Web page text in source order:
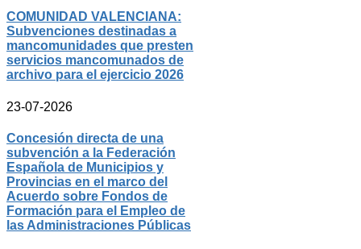
COMUNIDAD VALENCIANA:
Subvenciones destinadas a
mancomunidades que presten
servicios mancomunados de
archivo para el ejercicio 2026
23-07-2026
Concesión directa de una
subvención a la Federación
Española de Municipios y
Provincias en el marco del
Acuerdo sobre Fondos de
Formación para el Empleo de
las Administraciones Públicas